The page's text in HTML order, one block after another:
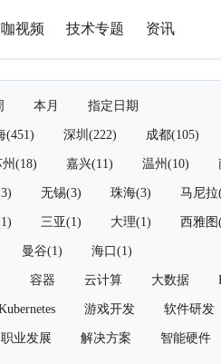
视频 技术专题 资讯
本月 指定日期
(451) 深圳(222) 成都(105)
州(18) 嘉兴(11) 温州(10)
无锡(3) 珠海(3) 马尼拉
三亚(1) 大理(1) 西雅图
曼谷(1) 海口(1)
容器 云计算 大数据
游戏开发 软件研发
职业发展 解决方案 智能硬件